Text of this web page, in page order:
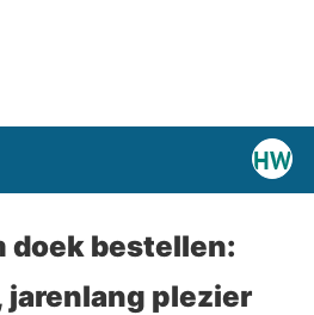
doek bestellen:
jarenlang plezier